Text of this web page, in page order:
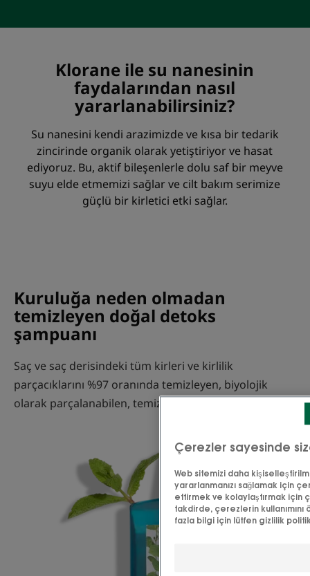
Klorane ile su nanesinin
faydalarından nasıl
yararlanabilirsiniz?
Su nanesini kendi arazimizde ve kısa bir tedarik
zincirinde organik olarak yetiştiriyor ve hasat
ediyoruz. Bu, aktif bileşenlerle dolu saf bir meyve
suyu elde etmemizi sağlar ve cilt bakım serimize
güçlü bir kirletici etki sağlar.
Kuruluğa neden olmadan
temizleyen doğal detoks
şampuanı
Saç ve saç derisindeki tüm kirleri ve kirlilik
parçacıklarını %97 oranında temizleyen, biyolojik
olarak parçalanabilen, temizleyici baz formül.
Çerezler sayesinde
Web sitemizi daha
yararlanmanızı sağlamak için
ettirmek ve kolaylaştırmak için
takdirde, çerezlerin
fazla bilgi için lütfen gizlilik